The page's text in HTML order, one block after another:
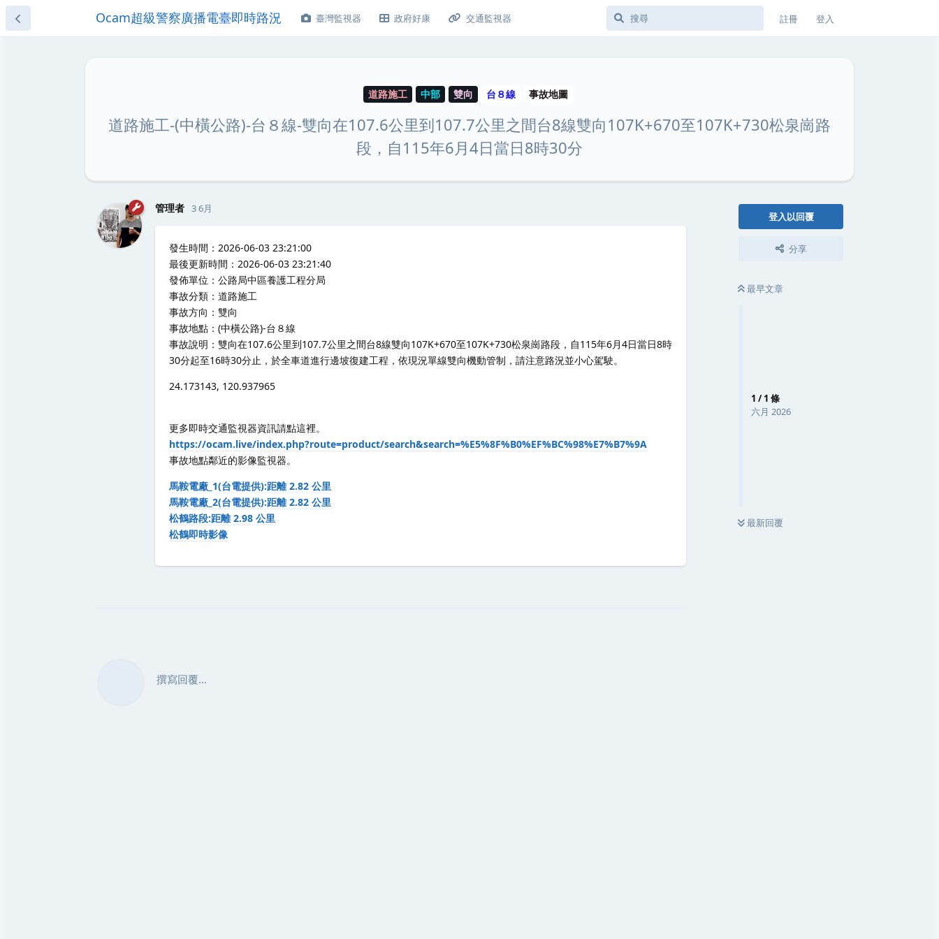
Ocam超級警察廣播電臺即時路況 臺灣監視器 政府好康 交通監視器 註冊 登入
道路施工 中部 雙向 台８線 事故地圖
道路施工-(中橫公路)-台８線-雙向在107.6公里到107.7公里之間台8線雙向107K+670至107K+730松泉崗路
段，自115年6月4日當日8時30分
登入以回覆
分享
最早文章
1 /1 條
六月 2026
最新回覆
管理者 3 6月
發生時間：2026-06-03 23:21:00
最後更新時間：2026-06-03 23:21:40
發佈單位：公路局中區養護工程分局
事故分類：道路施工
事故方向：雙向
事故地點：(中橫公路)-台８線
事故說明：雙向在107.6公里到107.7公里之間台8線雙向107K+670至107K+730松泉崗路段，自115年6月4日當日8時
30分起至16時30分止，於全車道進行邊坡復建工程，依現況單線雙向機動管制，請注意路況並小心駕駛。
24.173143, 120.937965
更多即時交通監視器資訊請點這裡。
https://ocam.live/index.php?route=product/search&search=%E5%8F%B0%EF%BC%98%E7%B7%9A
事故地點鄰近的影像監視器。
馬鞍電廠_1(台電提供):距離 2.82 公里
馬鞍電廠_2(台電提供):距離 2.82 公里
松鶴路段:距離 2.98 公里
松鶴即時影像
撰寫回覆...